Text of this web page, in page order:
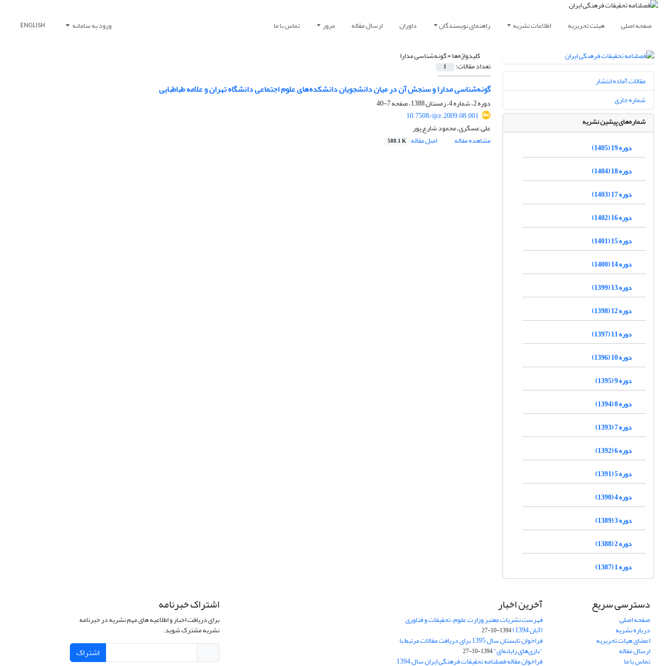
صفحه اصلی هیئت تحریریه اطلاعات نشریه راهنمای نویسندگان داوران ارسال مقاله مرور تماس با ما ورود به سامانه ENGLISH
کلیدواژه‌ها =گونه‌شناسی مدارا
تعداد مقالات: 1
گونه‌شناسی مدارا و سنجش آن در میان دانشجویان دانشکده‌های علوم اجتماعی دانشگاه تهران و علامه طباطبایی
دوره 2، شماره 4، زمستان 1388، صفحه
7-40
10.7508/ijcr.2009.08.001
علی عسگری، محمود شارع پور
مشاهده مقاله
اصل مقاله 588.1 K
مقالات آماده انتشار
شماره جاری
شماره‌های پیشین نشریه
دوره 19 (1405)
دوره 18 (1404)
دوره 17 (1403)
دوره 16 (1402)
دوره 15 (1401)
دوره 14 (1400)
دوره 13 (1399)
دوره 12 (1398)
دوره 11 (1397)
دوره 10 (1396)
دوره 9 (1395)
دوره 8 (1394)
دوره 7 (1393)
دوره 6 (1392)
دوره 5 (1391)
دوره 4 (1390)
دوره 3 (1389)
دوره 2 (1388)
دوره 1 (1387)
دسترسی سریع
صفحه اصلی
درباره نشریه
اعضای هیات تحریریه
ارسال مقاله
تماس با ما
آخرین اخبار
فهرست نشریات معتبر وزارت علوم، تحقیقات و فناوری
(آبان 1394) 1394-10-27
فراخوان تابستان سال 1395 برای دریافت مقالات مرتبط با
"بازی‌های رایانه‌ای"1394-10-27
فراخوان مقاله فصلنامه تحقیقات فرهنگی ایران سال 1394
اشتراک خبرنامه
برای دریافت اخبار و اطلاعیه های مهم نشریه در خبرنامه
نشریه مشترک شوید.
اشتراک